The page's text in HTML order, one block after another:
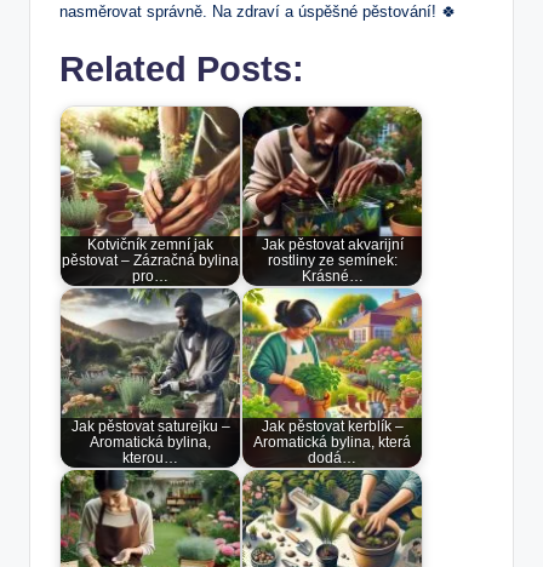
nasměrovat správně. Na zdraví a úspěšné pěstování! 🍀
Related Posts:
Kotvičník zemní jak
pěstovat – Zázračná bylina
pro…
Jak pěstovat akvarijní
rostliny ze semínek:
Krásné…
Jak pěstovat saturejku –
Aromatická bylina,
kterou…
Jak pěstovat kerblík –
Aromatická bylina, která
dodá…